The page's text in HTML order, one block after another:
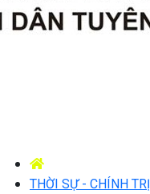
THỜI SỰ - CHÍNH TRỊ